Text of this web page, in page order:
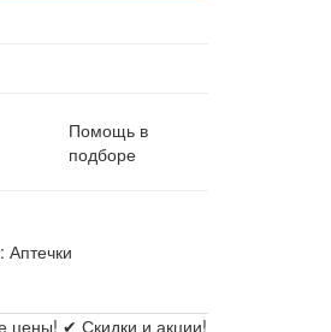
Помощь в
подборе
Аптечки
цены! ✔ Скидки и акции!